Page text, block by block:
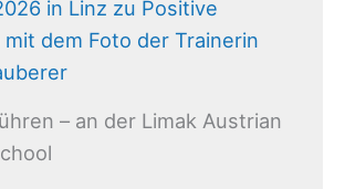
– an der Limak Austrian